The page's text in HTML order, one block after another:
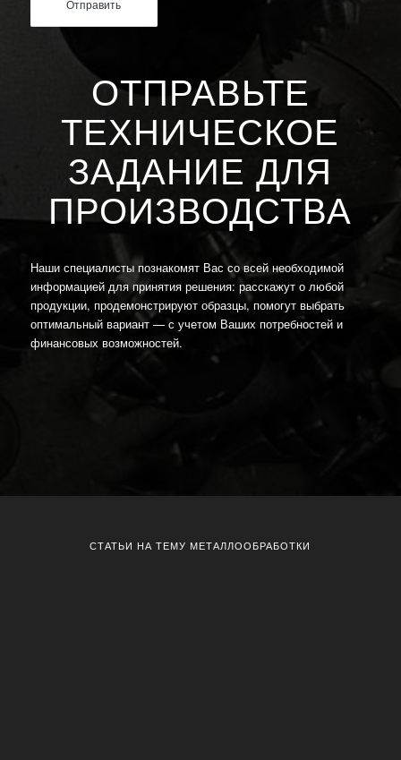
ОТПРАВЬТЕ
ТЕХНИЧЕСКОЕ
ЗАДАНИЕ ДЛЯ
ПРОИЗВОДСТВА
Наши специалисты познакомят Вас со всей необходимой
информацией для принятия решения: расскажут о любой
продукции, продемонстрируют образцы, помогут выбрать
оптимальный вариант — с учетом Ваших потребностей и
финансовых возможностей.
СТАТЬИ НА ТЕМУ МЕТАЛЛООБРАБОТКИ